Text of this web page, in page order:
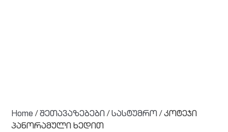
Home /შეთავაზებები /სასტუმრო / კოტეჯი
პანორამული ხედით